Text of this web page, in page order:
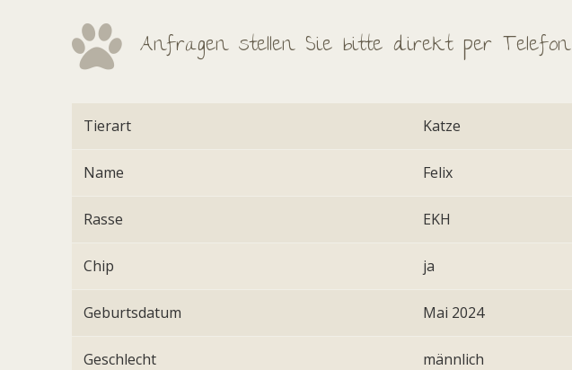
Anfragen stellen Sie bitte direkt per Telefon
Tierart Katze
Name Felix
Rasse EKH
Chip ja
Geburtsdatum Mai 2024
Geschlecht männlich